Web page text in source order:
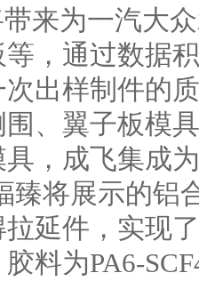
来为一汽大
，通过数据
出样制件的
、翼子板模
，成飞集成
臻将展示的铝
延件，实现
料为PA6-